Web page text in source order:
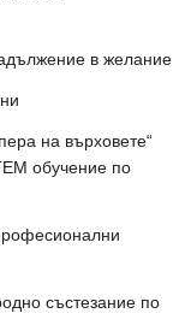
в желание
на върховете“
обучение по
състезание по